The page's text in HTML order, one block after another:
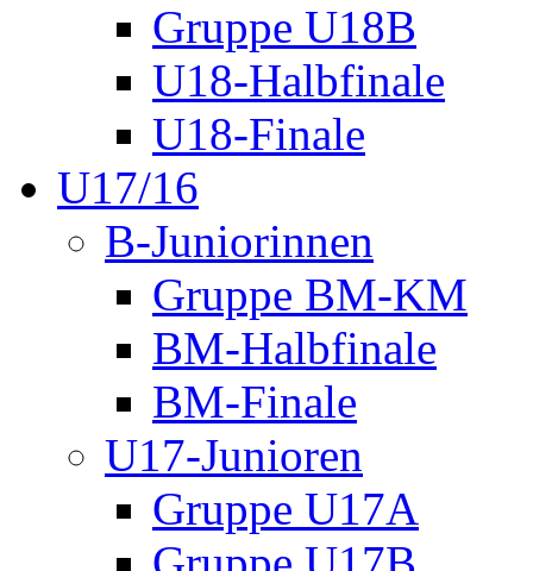
Gruppe U18B
U18-Halbfinale
U18-Finale
U17/16
B-Juniorinnen
Gruppe BM-KM
BM-Halbfinale
BM-Finale
U17-Junioren
Gruppe U17A